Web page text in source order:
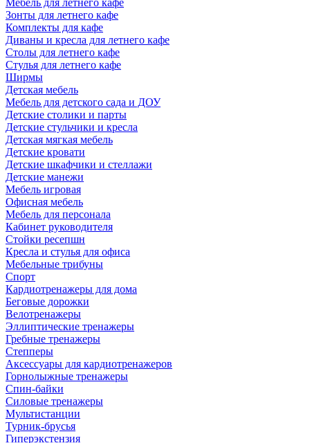
Мебель для летнего кафе
Зонты для летнего кафе
Комплекты для кафе
Диваны и кресла для летнего кафе
Столы для летнего кафе
Стулья для летнего кафе
Ширмы
Детская мебель
Мебель для детского сада и ДОУ
Детские столики и парты
Детские стульчики и кресла
Детская мягкая мебель
Детские кровати
Детские шкафчики и стеллажи
Детские манежи
Мебель игровая
Офисная мебель
Мебель для персонала
Кабинет руководителя
Стойки ресепшн
Кресла и стулья для офиса
Мебельные трибуны
Спорт
Кардиотренажеры для дома
Беговые дорожки
Велотренажеры
Эллиптические тренажеры
Гребные тренажеры
Степперы
Аксессуары для кардиотренажеров
Горнолыжные тренажеры
Спин-байки
Силовые тренажеры
Мультистанции
Турник-брусья
Гиперэкстензия